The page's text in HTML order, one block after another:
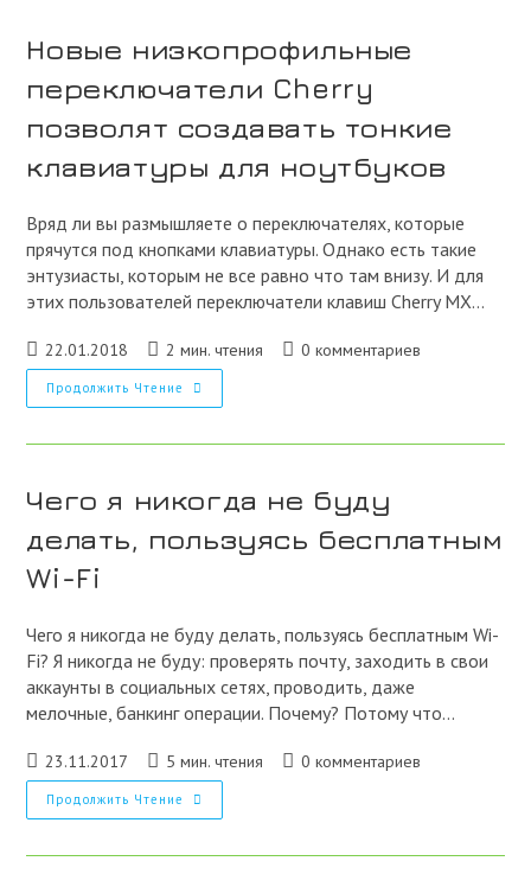
Новые низкопрофильные
переключатели Cherry
позволят создавать тонкие
клавиатуры для ноутбуков
Вряд ли вы размышляете о переключателях, которые
прячутся под кнопками клавиатуры. Однако есть такие
энтузиасты, которым не все равно что там внизу. И для
этих пользователей переключатели клавиш Cherry MX…
Запись
опубликована:
22.01.2018
Время
чтения:
2 мин. чтения
Комментарии
0 комментариев
Продолжить Чтение Новые
Низкопрофильные
Cherry
Клавиатуры
Ноутбуков
Чего я никогда не буду
делать, пользуясь бесплатным
Wi-Fi
Чего я никогда не буду делать, пользуясь бесплатным Wi-
Fi? Я никогда не буду: проверять почту, заходить в свои
аккаунты в социальных сетях, проводить, даже
мелочные, банкинг операции. Почему? Потому что…
Запись
опубликована:
23.11.2017
Время
чтения:
5 мин. чтения
Комментарии
0 комментариев
Продолжить Чтение Чего
Я
Не